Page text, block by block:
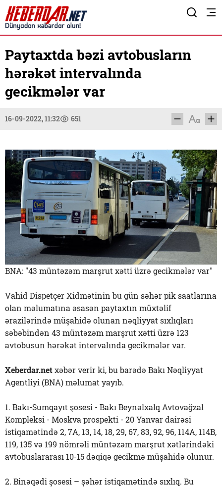
Paytaxtda bəzi avtobusların
hərəkət intervalında
gecikmələr var
16-09-2022, 11:32 651
BNA: "43 müntəzəm marşrut xətti üzrə gecikmələr var"
Vahid Dispetçer Xidmətinin bu gün səhər pik saatlarına
olan məlumatına əsasən paytaxtın müxtəlif
ərazilərində müşahidə olunan nəqliyyat sıxlıqları
səbəbindən 43 müntəzəm marşrut xətti üzrə 123
avtobusun hərəkət intervalında gecikmələr var.
Xeberdar.netxəbər verir ki, bu barədə Bakı Nəqliyyat
Agentliyi (BNA) məlumat yayıb.
1. Bakı-Sumqayıt şosesi - Bakı Beynəlxalq Avtovağzal
Kompleksi - Moskva prospekti - 20 Yanvar dairəsi
istiqamətində 2, 7A, 13, 14, 18, 29, 67, 83, 92, 96, 114A, 114B,
119, 135 və 199 nömrəli müntəzəm marşrut xətlərindəki
avtobuslararası 10-15 dəqiqə gecikmə müşahidə olunur.
2. Binəqədi şosesi – şəhər istiqamətində sıxlıq. Bu